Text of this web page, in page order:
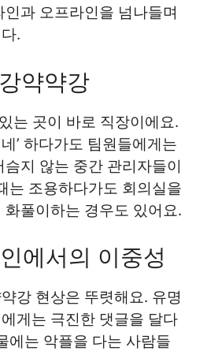
과 오프라인을 넘나들며
.
약약강
는 곳이 바로 직장이에요.
’ 하다가도 팀원들에게는
지 않는 중간 관리자들이
는 조용하다가도 회의실을
화풀이하는 경우도 있어요.
에서의 이중성
강 현상은 뚜렷해요. 유명
게는 극진한 댓글을 달다
에는 악플을 다는 사람들